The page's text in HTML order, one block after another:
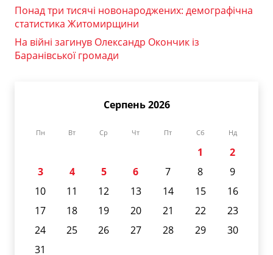
Понад три тисячі новонароджених: демографічна
статистика Житомирщини
На війні загинув Олександр Окончик із
Баранівської громади
Серпень 2026
Пн Вт Ср Чт Пт Сб Нд
1
2
3
4 5 6 7 8
9
10
11 12 13 14 15
16
17
18 19 20 21 22
23
24
25 26 27 28 29
30
31